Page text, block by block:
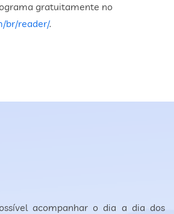
gratuitamente no
br/reader/.
acompanhar o dia a dia dos